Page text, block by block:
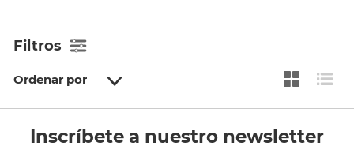
Filtros
Ordenar por
Inscríbete a nuestro newsletter